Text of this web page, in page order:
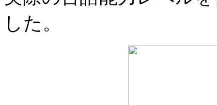
した。